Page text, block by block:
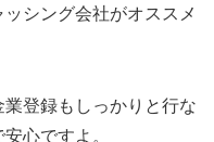
シング会社がオススメ
登録もしっかりと行な
心ですよ。